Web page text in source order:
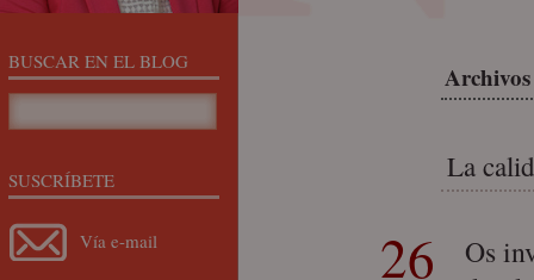
La
26
Os
BUSCAR EN EL BLOG
SUSCRÍBETE
Vía e-mail